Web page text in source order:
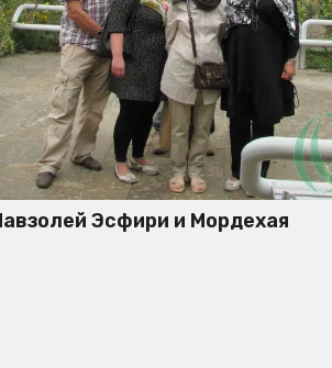
Эсфири и Мордехая